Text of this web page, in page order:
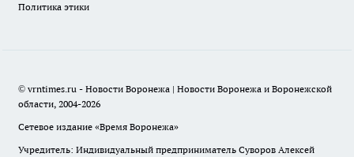
Политика этики
© vrntimes.ru - Новости Воронежа | Новости Воронежа и Воронежской
области, 2004-2026
Сетевое издание «Время Воронежа»
Учредитель: Индивидуальный предприниматель Суворов Алексей